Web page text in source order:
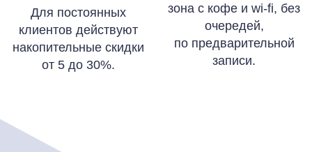
Для постоянных
клиентов действуют
накопительные скидки
от 5 до 30%.
зона с кофе и wi-fi, без
очередей,
по предварительной
записи.